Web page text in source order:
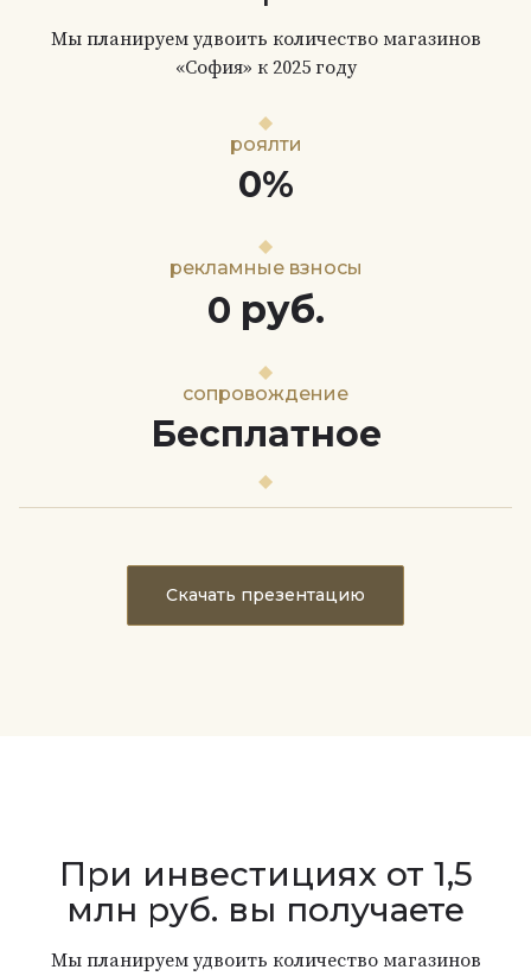
Мы планируем удвоить количество магазинов
«София» к 2025 году
роялти
0%
рекламные взносы
0 руб.
сопровождение
Бесплатное
Скачать презентацию
При инвестициях от 1,5
млн руб. вы получаете
Мы планируем удвоить количество магазинов